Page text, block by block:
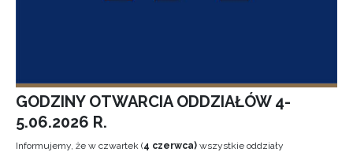
GODZINY OTWARCIA ODDZIAŁÓW 4-
5.06.2026 R.
Informujemy, że w czwartek (4 czerwca) wszystkie oddziały